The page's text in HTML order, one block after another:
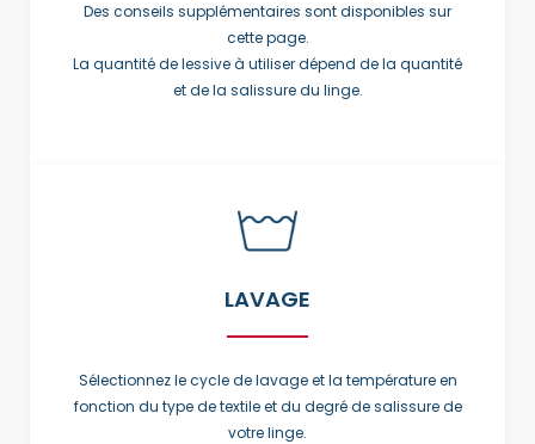
Des conseils supplémentaires sont disponibles sur
cette page.
La quantité de lessive à utiliser dépend de la quantité
et de la salissure du linge.
LAVAGE
Sélectionnez le cycle de lavage et la température en
fonction du type de textile et du degré de salissure de
votre linge.